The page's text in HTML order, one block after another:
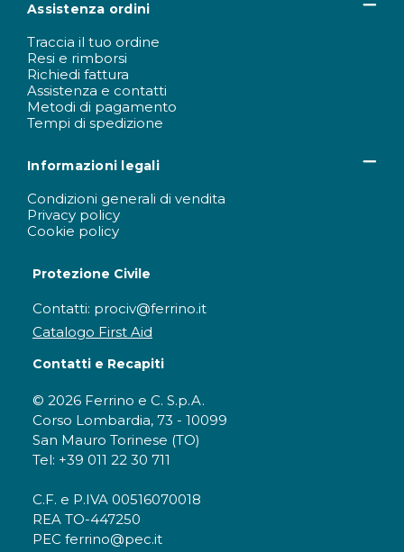
Assistenza ordini
Traccia il tuo ordine
Resi e rimborsi
Richiedi fattura
Assistenza e contatti
Metodi di pagamento
Tempi di spedizione
Informazioni legali
Condizioni generali di vendita
Privacy policy
Cookie policy
Protezione Civile
Contatti: prociv@ferrino.it
Catalogo First Aid
Contatti e Recapiti
© 2026 Ferrino e C. S.p.A.
Corso Lombardia, 73 - 10099
San Mauro Torinese (TO)
Tel: +39 011 22 30 711
C.F. e P.IVA 00516070018
REA TO-447250
PEC ferrino@pec.it